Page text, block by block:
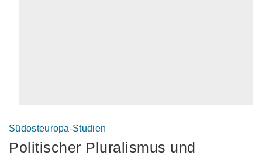
Südosteuropa-Studien
Politischer Pluralismus und